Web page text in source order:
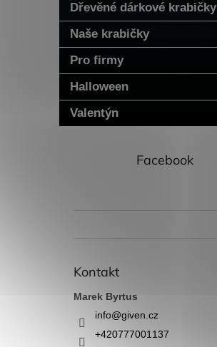
Dřevěné dárkové krabičky
Naše krabičky
Pro firmy
Halloween
Valentýn
Facebook
Kontakt
Marek Byrtus
info@given.cz
+420777001137